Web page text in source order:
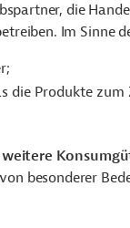
die
Im Sinne
die Produkte zum
weitere
besonderer